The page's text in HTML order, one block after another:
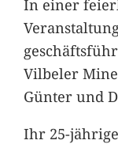
In einer
Vilbeler
Günter und
Ihr 25-